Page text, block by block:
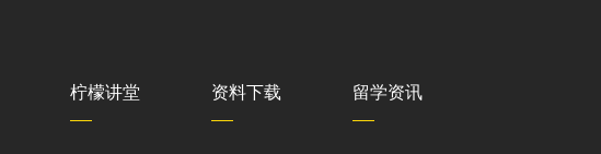
柠檬讲堂 资料下载 留学资讯